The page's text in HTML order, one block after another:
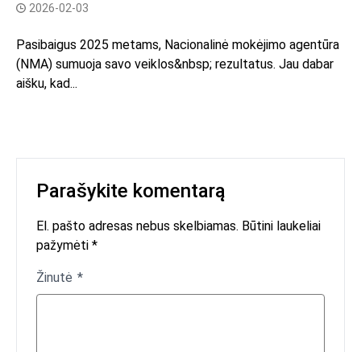
2026-02-03
Pasibaigus 2025 metams, Nacionalinė mokėjimo agentūra
(NMA) sumuoja savo veiklos&nbsp; rezultatus. Jau dabar
aišku, kad...
Parašykite komentarą
El. pašto adresas nebus skelbiamas. Būtini laukeliai
pažymėti *
Žinutė